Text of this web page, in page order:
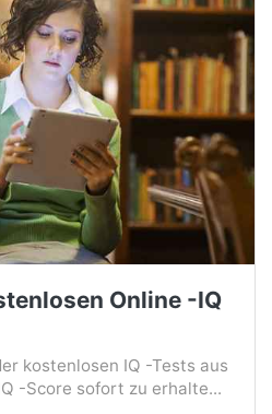
Online -IQ
kostenlosen IQ -Tests aus
-Score sofort zu erhalte...